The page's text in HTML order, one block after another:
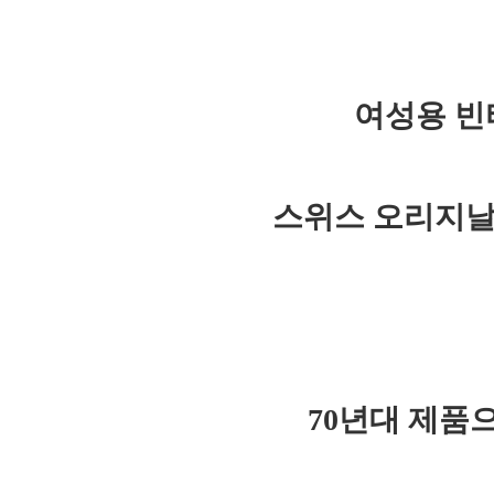
여성용
스위스 오리지
70년대 제품